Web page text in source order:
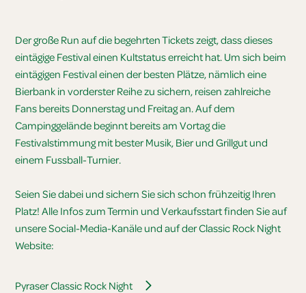
Der große Run auf die begehrten Tickets zeigt, dass dieses
eintägige Festival einen Kultstatus erreicht hat. Um sich beim
eintägigen Festival einen der besten Plätze, nämlich eine
Bierbank in vorderster Reihe zu sichern, reisen zahlreiche
Fans bereits Donnerstag und Freitag an. Auf dem
Campinggelände beginnt bereits am Vortag die
Festivalstimmung mit bester Musik, Bier und Grillgut und
einem Fussball-Turnier.
Seien Sie dabei und sichern Sie sich schon frühzeitig Ihren
Platz! Alle Infos zum Termin und Verkaufsstart finden Sie auf
unsere Social-Media-Kanäle und auf der Classic Rock Night
Website:
Pyraser Classic Rock Night